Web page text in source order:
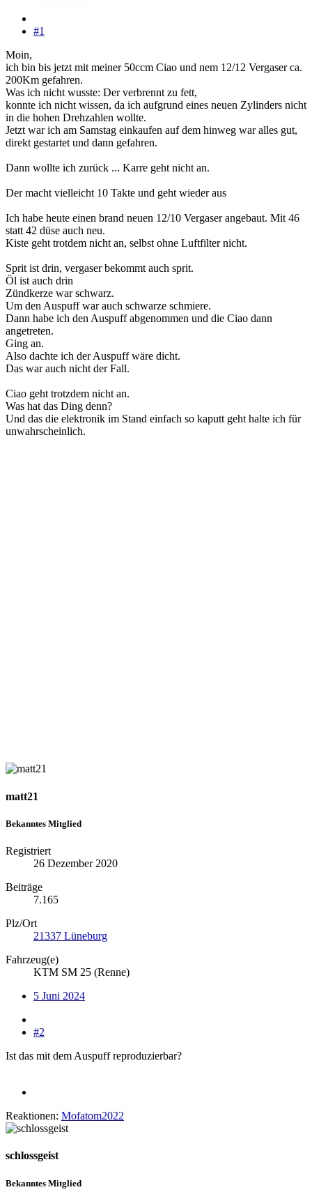
#1
Moin,
ich bin bis jetzt mit meiner 50ccm Ciao und nem 12/12 Vergaser ca.
200Km gefahren.
Was ich nicht wusste: Der verbrennt zu fett,
konnte ich nicht wissen, da ich aufgrund eines neuen Zylinders nicht
in die hohen Drehzahlen wollte.
Jetzt war ich am Samstag einkaufen auf dem hinweg war alles gut,
direkt gestartet und dann gefahren.
Dann wollte ich zurück ... Karre geht nicht an.
Der macht vielleicht 10 Takte und geht wieder aus
Ich habe heute einen brand neuen 12/10 Vergaser angebaut. Mit 46
statt 42 düse auch neu.
Kiste geht trotdem nicht an, selbst ohne Luftfilter nicht.
Sprit ist drin, vergaser bekommt auch sprit.
Öl ist auch drin
Zündkerze war schwarz.
Um den Auspuff war auch schwarze schmiere.
Dann habe ich den Auspuff abgenommen und die Ciao dann
angetreten.
Ging an.
Also dachte ich der Auspuff wäre dicht.
Das war auch nicht der Fall.
Ciao geht trotzdem nicht an.
Was hat das Ding denn?
Und das die elektronik im Stand einfach so kaputt geht halte ich für
unwahrscheinlich.
matt21
Bekanntes Mitglied
Registriert
26 Dezember 2020
Beiträge
7.165
Plz/Ort
21337 Lüneburg
Fahrzeug(e)
KTM SM 25 (Renne)
5 Juni 2024
#2
Ist das mit dem Auspuff reproduzierbar?
Reaktionen: Mofatom2022
schlossgeist
Bekanntes Mitglied